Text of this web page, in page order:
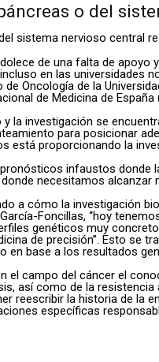
o del
de una falta de
en las universidades
Oncología de la
de Medicina de España
la investigación se
para posicionar
está proporcionando la
infaustos
necesitamos alcanzar
a cómo la investigación
Foncillas, “hoy
genéticos muy
de precisión”. Esto se
en base a los resultados
el campo del cáncer el
así como de la
reescribir la historia de la
específicas